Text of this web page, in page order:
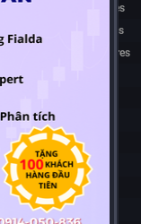
Dow 30 Futures
Nasdaq Futures
S&P 500 Futures
Hang Seng
KOSPI
FTSE 100
DAX
CAC 40